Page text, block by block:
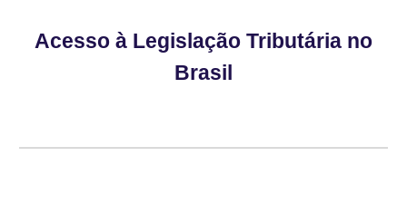
Acesso à Legislação Tributária no
Brasil